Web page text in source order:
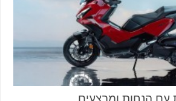
עם הנחות ומבצעים